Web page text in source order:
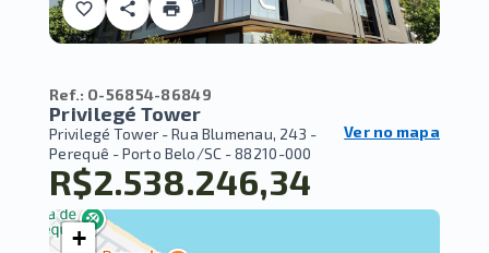
Ref.: O-56854-86849
Privilegé Tower
Privilegé Tower -Rua Blumenau, 243 -
Perequê - Porto Belo/SC - 88210-000
Ver no mapa
R$2.538.246,34
+